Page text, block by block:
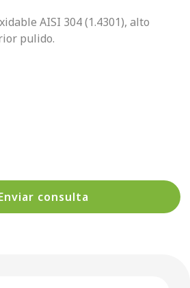
AISI 304 (1.4301), alto
pulido.
consulta